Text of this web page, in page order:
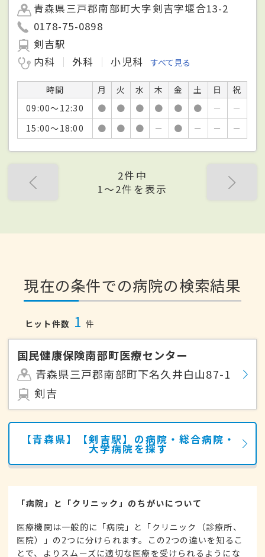
青森県三戸郡南部町大字剣吉字堰合13-2
0178-75-0898
剣吉駅
内科
外科 小児科 すべて見る
時間 月 火 水 木 金 土 日
祝
09:00～12:30
● ● ● ● ● ● －
－
15:00～18:00
● ● ● － ● － － －
2件中
1〜2件を表示
現在の条件での病院の検索結果
ヒット件数 1 件
国民健康保険南部町医療センター
青森県三戸郡南部町下名久井白山87-1
剣吉
【青森県】【剣吉駅】の病院・総合病院・
大学病院を探す
「病院」と「クリニック」のちがいについて
医療機関は一般的に「病院」と「クリニック（診療所、
医院）」の2つに分けられます。この2つの違いを知るこ
とで、よりスムーズに適切な医療を受けられるようにな